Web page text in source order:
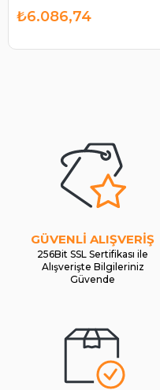
E2200 ALT600 | AES
₺6.086,74
GÜVENLİ ALIŞVERİŞ
256Bit SSL Sertifikası ile
Alışverişte Bilgileriniz
Güvende